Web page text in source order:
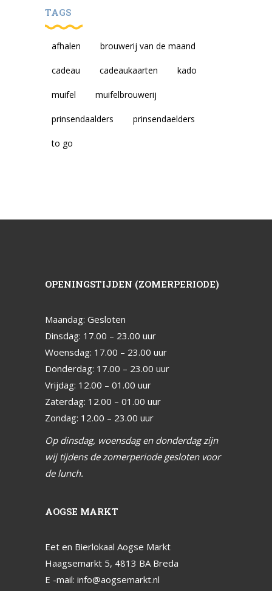
TAGS
afhalen brouwerij van de maand
cadeau cadeaukaarten kado
muifel muifelbrouwerij
prinsendaalders prinsendaelders
to go
OPENINGSTIJDEN (ZOMERPERIODE)
Maandag: Gesloten
Dinsdag: 17.00 – 23.00 uur
Woensdag: 17.00 – 23.00 uur
Donderdag: 17.00 – 23.00 uur
Vrijdag: 12.00 – 01.00 uur
Zaterdag: 12.00 – 01.00 uur
Zondag: 12.00 – 23.00 uur
Op dinsdag, woensdag en donderdag zijn
wij tijdens de zomerperiode gesloten voor
de lunch.
AOGSE MARKT
Eet en Bierlokaal Aogse Markt
Haagsemarkt 5, 4813 BA Breda
E -mail: info@aogsemarkt.nl